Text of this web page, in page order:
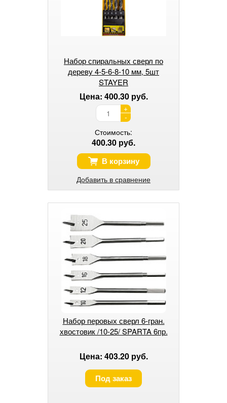
Набор спиральных сверл по
дереву 4-5-6-8-10 мм, 5шт
STAYER
Цена: 400.30 руб.
+
-
Стоимость:
400.30 руб.
В корзину
Добавить в сравнение
Набор перовых сверл 6-гран.
хвостовик /10-25/ SPARTA 6пр.
Цена: 403.20 руб.
Под заказ